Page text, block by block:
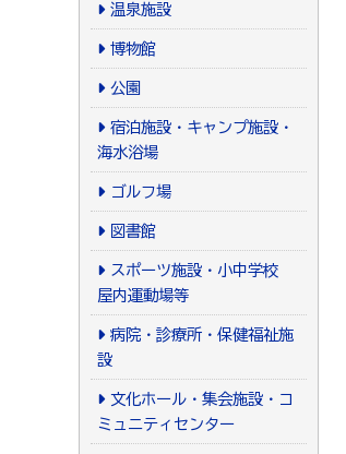
温泉施設
博物館
公園
宿泊施設・キャンプ施設・
海水浴場
ゴルフ場
図書館
スポーツ施設・小中学校
屋内運動場等
病院・診療所・保健福祉施
設
文化ホール・集会施設・コ
ミュニティセンター